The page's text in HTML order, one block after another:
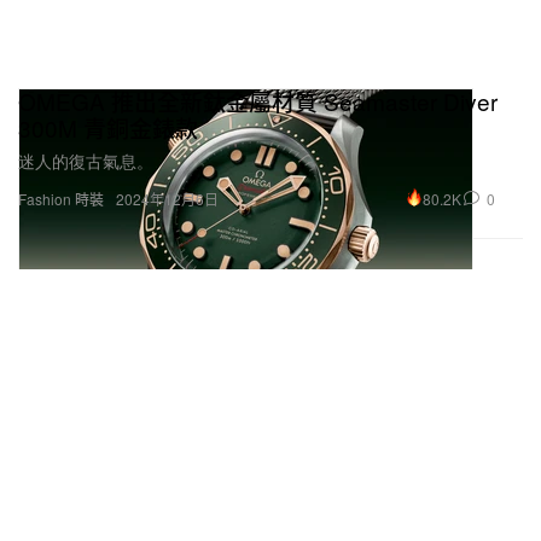
Fashion 時裝
OMEGA 推出全新鈦金屬材質 Seamaster Diver
300M 青銅金錶款
迷人的復古氣息。
2024年12月6日 80.2K 0